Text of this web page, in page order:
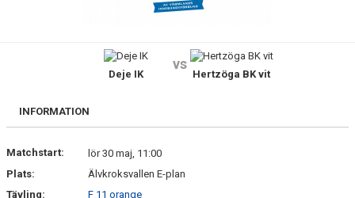
FRISPARKEN
MATCHER
Deje IK
vs
Hertzöga BK vit
INFORMATION
Matchstart:
lör 30 maj, 11:00
Plats:
Älvkroksvallen E-plan
Tävling:
F 11 orange